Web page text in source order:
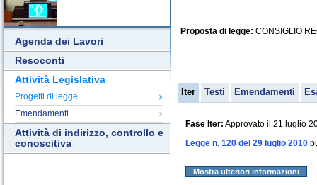
Agenda dei Lavori
Resoconti
Attività Legislativa
Progetti di legge
Emendamenti
Attività di indirizzo, controllo e
conoscitiva
Proposta di legge: CONSIGLIO
Iter Testi Emendamenti
Fase Iter: Approvato il 21 luglio
Legge n. 120 del 29 luglio 2010
Mostra ulteriori informazioni